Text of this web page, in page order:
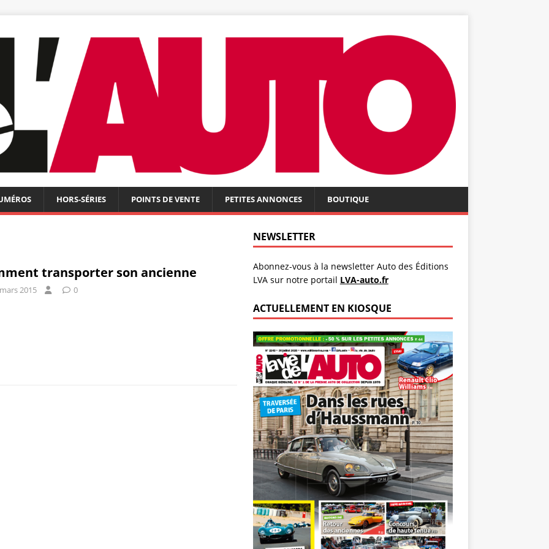
HORS-SÉRIES POINTS DE VENTE PETITES ANNONCES BOUTIQUE
transporter son ancienne
2015 0
NEWSLETTER
Abonnez-vous à la newsletter Auto des Éditions
LVA sur notre portail LVA-auto.fr
ACTUELLEMENT EN KIOSQUE